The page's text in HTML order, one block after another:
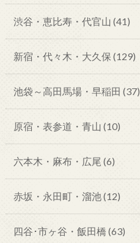
渋谷・恵比寿・代官山 (41)
新宿・代々木・大久保 (129)
池袋～高田馬場・早稲田 (37)
原宿・表参道・青山 (10)
六本木・麻布・広尾 (6)
赤坂・永田町・溜池(12)
四谷･市ヶ谷・飯田橋 (63)